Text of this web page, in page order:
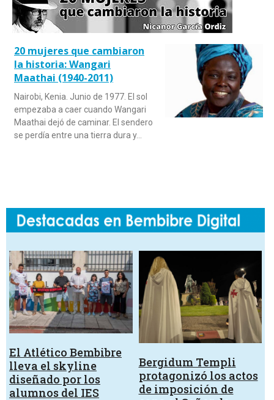
20 mujeres que cambiaron
la historia: Wangari
Maathai (1940-2011)
Nairobi, Kenia. Junio de 1977. El sol
empezaba a caer cuando Wangari
Maathai dejó de caminar. El sendero
se perdía entre una tierra dura y…
El Atlético Bembibre
lleva el skyline
diseñado por los
alumnos del IES
Bergidum Templi
protagonizó los actos
de imposición de